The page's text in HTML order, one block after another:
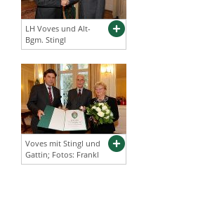
LH Voves und Alt-
Bgm. Stingl
Voves mit Stingl und
Gattin; Fotos: Frankl